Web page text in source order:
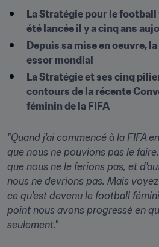
La Stratégie pour le football
été lancée il y a cinq ans
Depuis sa mise en oeuvre,
essor mondial
La Stratégie et ses cinq
contours de la récente
féminin de la FIFA
"Quand j'ai commencé à la FIFA
que nous ne pouvions pas le
que nous ne le ferions pas, et
nous ne devrions pas. Mais
ce qu'est devenu le football
point nous avons progressé en
seulement."